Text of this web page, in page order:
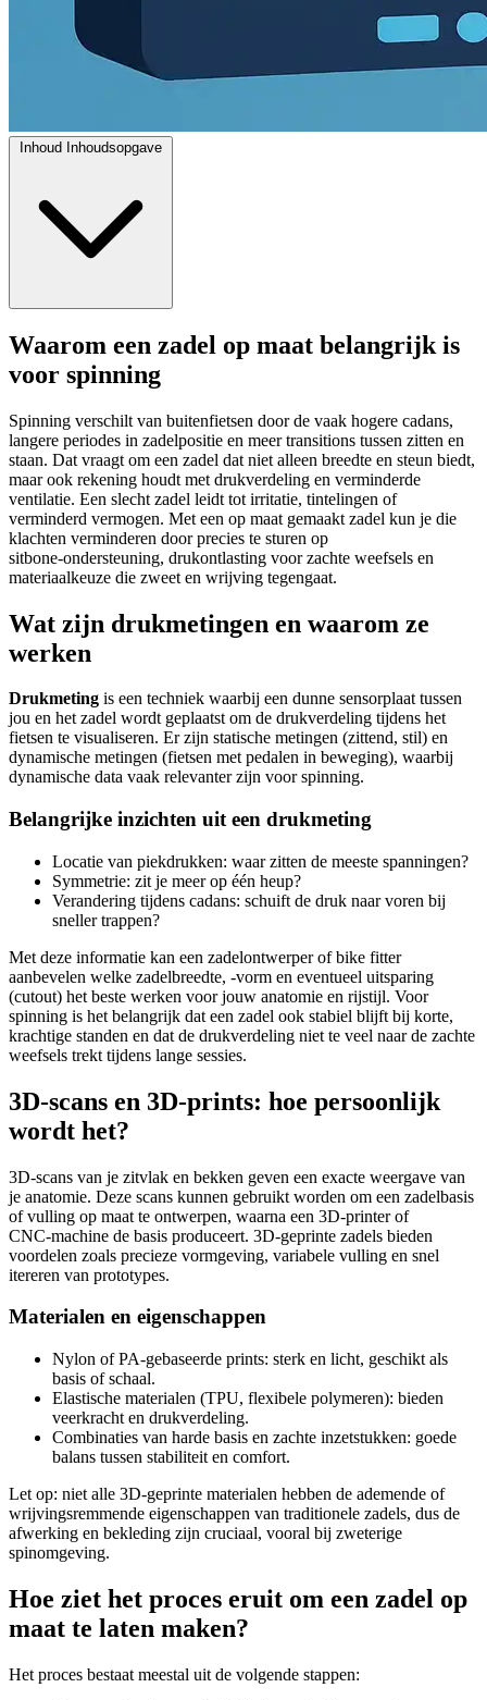
Inhoud Inhoudsopgave
Waarom een zadel op maat belangrijk is
voor spinning
Spinning verschilt van buitenfietsen door de vaak hogere cadans,
langere periodes in zadelpositie en meer transitions tussen zitten en
staan. Dat vraagt om een zadel dat niet alleen breedte en steun biedt,
maar ook rekening houdt met drukverdeling en verminderde
ventilatie. Een slecht zadel leidt tot irritatie, tintelingen of
verminderd vermogen. Met een op maat gemaakt zadel kun je die
klachten verminderen door precies te sturen op
sitbone‑ondersteuning, drukontlasting voor zachte weefsels en
materiaalkeuze die zweet en wrijving tegengaat.
Wat zijn drukmetingen en waarom ze
werken
Drukmeting is een techniek waarbij een dunne sensorplaat tussen
jou en het zadel wordt geplaatst om de drukverdeling tijdens het
fietsen te visualiseren. Er zijn statische metingen (zittend, stil) en
dynamische metingen (fietsen met pedalen in beweging), waarbij
dynamische data vaak relevanter zijn voor spinning.
Belangrijke inzichten uit een drukmeting
Locatie van piekdrukken: waar zitten de meeste spanningen?
Symmetrie: zit je meer op één heup?
Verandering tijdens cadans: schuift de druk naar voren bij
sneller trappen?
Met deze informatie kan een zadelontwerper of bike fitter
aanbevelen welke zadelbreedte, -vorm en eventueel uitsparing
(cutout) het beste werken voor jouw anatomie en rijstijl. Voor
spinning is het belangrijk dat een zadel ook stabiel blijft bij korte,
krachtige standen en dat de drukverdeling niet te veel naar de zachte
weefsels trekt tijdens lange sessies.
3D‑scans en 3D‑prints: hoe persoonlijk
wordt het?
3D‑scans van je zitvlak en bekken geven een exacte weergave van
je anatomie. Deze scans kunnen gebruikt worden om een zadelbasis
of vulling op maat te ontwerpen, waarna een 3D‑printer of
CNC‑machine de basis produceert. 3D‑geprinte zadels bieden
voordelen zoals precieze vormgeving, variabele vulling en snel
itereren van prototypes.
Materialen en eigenschappen
Nylon of PA-gebaseerde prints: sterk en licht, geschikt als
basis of schaal.
Elastische materialen (TPU, flexibele polymeren): bieden
veerkracht en drukverdeling.
Combinaties van harde basis en zachte inzetstukken: goede
balans tussen stabiliteit en comfort.
Let op: niet alle 3D‑geprinte materialen hebben de ademende of
wrijvingsremmende eigenschappen van traditionele zadels, dus de
afwerking en bekleding zijn cruciaal, vooral bij zweterige
spinomgeving.
Hoe ziet het proces eruit om een zadel op
maat te laten maken?
Het proces bestaat meestal uit de volgende stappen: